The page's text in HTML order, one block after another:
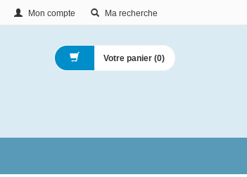
Mon compte Ma recherche
Votre panier (0)